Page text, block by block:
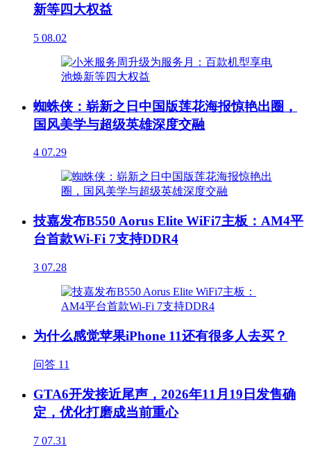
新等四大权益
5 08.02
蜘蛛侠：崭新之日中国版莲花海报惊艳出圈，
国风美学与超级英雄深度交融
4 07.29
技嘉发布B550 Aorus Elite WiFi7主板：AM4平
台首款Wi-Fi 7支持DDR4
3 07.28
为什么感觉苹果iPhone 11还有很多人去买？
问答 11
GTA6开发接近尾声，2026年11月19日发售确
定，优化打磨成当前重心
7 07.31